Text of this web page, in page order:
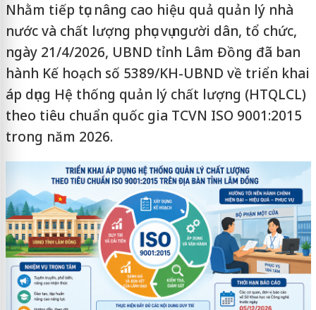
Nhằm tiếp tục nâng cao hiệu quả quản lý nhà
nước và chất lượng phục vụ người dân, tổ chức,
ngày 21/4/2026, UBND tỉnh Lâm Đồng đã ban
hành Kế hoạch số 5389/KH-UBND về triển khai
áp dụng Hệ thống quản lý chất lượng (HTQLCL)
theo tiêu chuẩn quốc gia TCVN ISO 9001:2015
trong năm 2026.